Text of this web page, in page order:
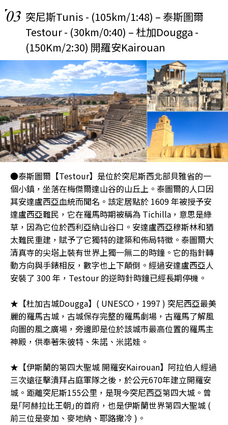
03 突尼斯Tunis - (105km/1:48) – 泰斯圖爾
Testour - (30km/0:40) – 杜加Dougga -
(150Km/2:30) 開羅安Kairouan
●泰斯圖爾【Testour】是位於突尼斯西北部貝雅省的一
個小鎮，坐落在梅傑爾達山谷的山丘上。泰圖爾的人口因
其安達盧西亞血統而聞名。該定居點於 1609 年被授予安
達盧西亞難民，它在羅馬時期被稱為 Tichilla，意思是綠
草，因為它位於西利亞納山谷口。安達盧西亞穆斯林和猶
太難民重建，賦予了它獨特的建築和佈局特徵。泰圖爾大
清真寺的尖塔上裝有世界上獨一無二的時鐘。它的指針轉
動方向與手錶相反，數字也上下顛倒。經過安達盧西亞人
安裝了 300 年，Testour 的逆時針時鐘已經長期停機。
★【杜加古城Dougga】( UNESCO，1997 ) 突尼西亞最美
麗的羅馬古城，古城保存完整的羅馬劇場，古羅馬了解風
向圖的風之廣場，旁邊即是位於該城市最高位置的羅馬主
神殿，供奉著朱彼特、朱諾、米諾娃。
★【伊斯蘭的第四大聖城 開羅安Kairouan】阿拉伯人經過
三次遠征擊潰拜占庭軍隊之後，於公元670年建立開羅安
城。距離突尼斯155公里，是現今突尼西亞第四大城。曾
是｢阿赫拉比王朝｣的首府，也是伊斯蘭世界第四大聖城 (
前三位是麥加、麥地納、耶路撒冷 )。